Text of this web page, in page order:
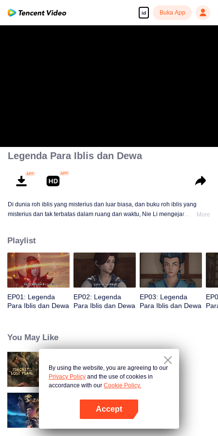
id Buka App
Legenda Para Iblis dan Dewa
Di dunia roh iblis yang misterius dan luar biasa, dan buku roh iblis yang
misterius dan tak terbatas dalam ruang dan waktu, Nie Li mengejar
gadis tersebut? Ada juga sahabat seperjuangan yang berbagi suka dan
duka, melatih keterampilan terkuat dan kekuatan roh iblis terkuat bersama,
dan menginjakkan kaki di puncak seni bela diri. Aku, Nie Li, harus menjadi
spiritualis iblis terkuat!
More
Playlist
EP01: Legenda
Para Iblis dan Dewa
EP02: Legenda
Para Iblis dan Dewa
EP03: Legenda
Para Iblis dan Dewa
You May Like
Misteri Artefak yang Hilang
Dunia Persilatan
By using the website, you are agreeing to our
Privacy Policy and the use of cookies in
accordance with our Cookie Policy.
Accept